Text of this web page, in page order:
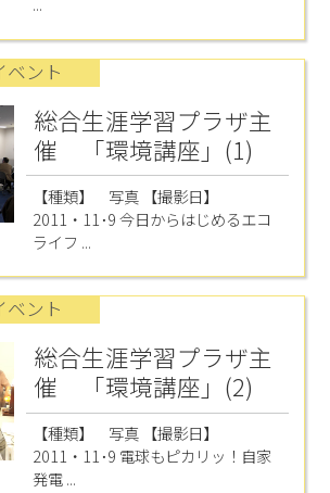
ベント
総合生涯学習プラザ主
催 「環境講座」(1)
【種類】 写真 【撮影日】
2011・11･9 今日からはじめるエコ
ライフ ...
ベント
総合生涯学習プラザ主
催 「環境講座」(2)
【種類】 写真 【撮影日】
2011・11･9 電球もピカリッ！自家
発電 ...